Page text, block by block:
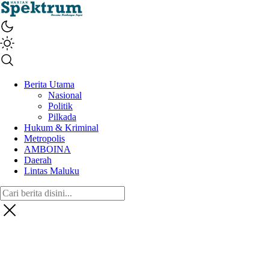
spektrumonline.com
Berita Utama
Nasional
Politik
Pilkada
Hukum & Kriminal
Metropolis
AMBOINA
Daerah
Lintas Maluku